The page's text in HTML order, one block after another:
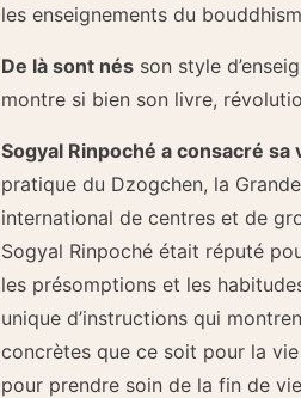
les enseignements du
De là sont nésson style
montre si bien son livre,
Sogyal Rinpoché a consacré sa
pratique du Dzogchen, la
international de centres et de
Sogyal Rinpoché était réputé
les présomptions et les
unique d’instructions qui
concrètes que ce soit pour la
pour prendre soin de la fin de